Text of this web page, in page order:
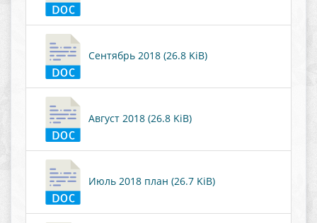
Сентябрь 2018 (26.8 KiB)
Август 2018 (26.8 KiB)
Июль 2018 план (26.7 KiB)